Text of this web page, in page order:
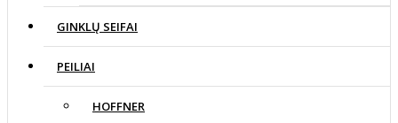
GINKLŲ SEIFAI
PEILIAI
HOFFNER